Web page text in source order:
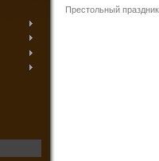
Престольный